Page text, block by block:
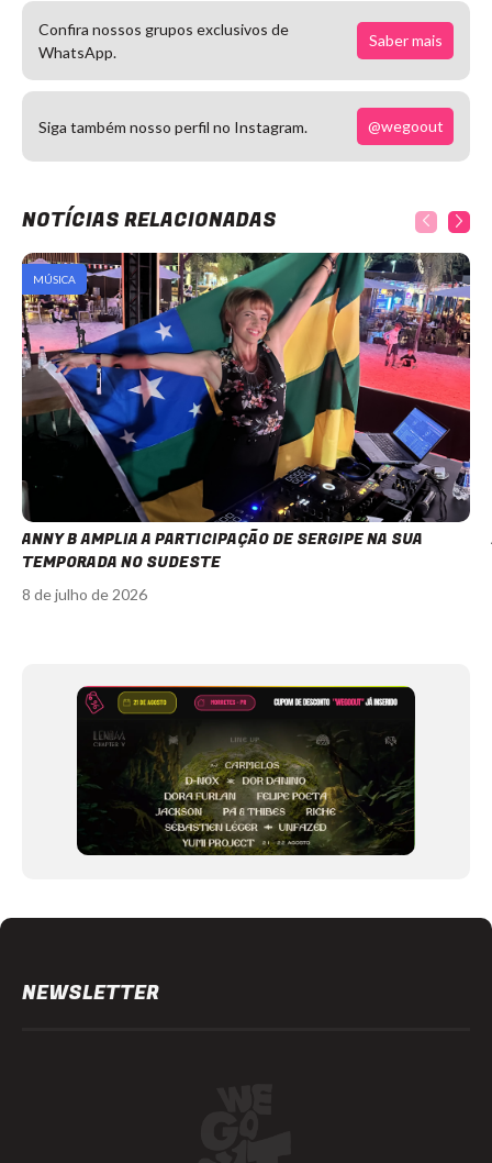
Confira nossos grupos exclusivos de
WhatsApp.
Saber mais
Siga também nosso perfil no Instagram. @wegoout
NOTÍCIAS RELACIONADAS
MÚSICA
ANNY B AMPLIA A PARTICIPAÇÃO DE SERGIPE NA SUA
TEMPORADA NO SUDESTE
8 de julho de 2026
NEWSLETTER